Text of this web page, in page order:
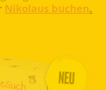
Nikolaus buchen.